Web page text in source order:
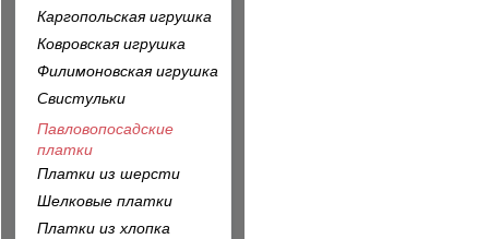
Каргопольская игрушка
Ковровская игрушка
Филимоновская игрушка
Свистульки
Павловопосадские
платки
Платки из шерсти
Шелковые платки
Платки из хлопка